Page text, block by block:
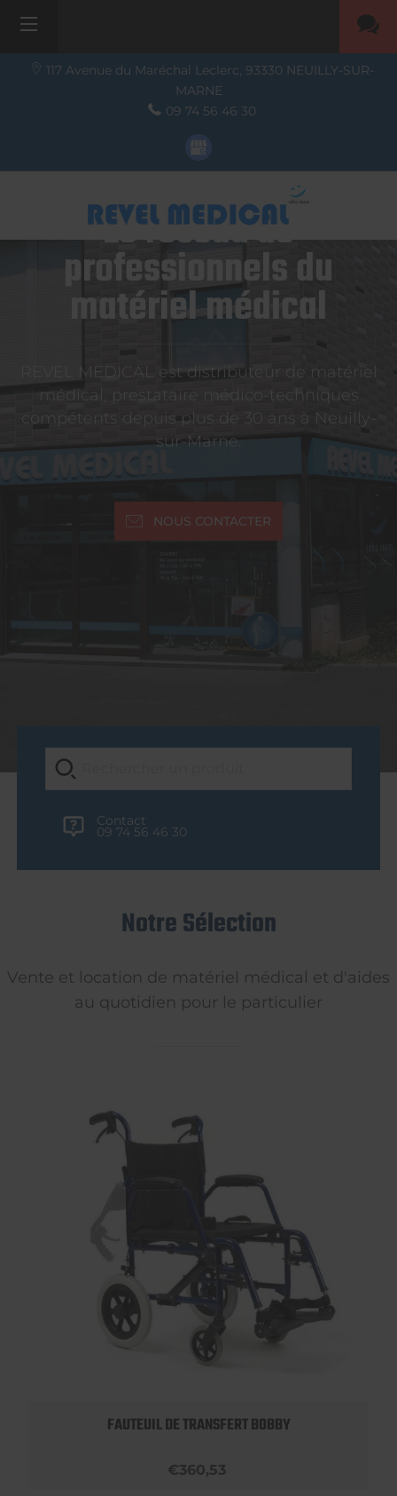
117 Avenue du Maréchal Leclerc, 93330 NEUILLY-SUR-
MARNE
09 74 56 46 30
Le réseau de
professionnels du
matériel médical
REVEL MEDICAL est distributeur de matériel
médical, prestataire médico-techniques
compétents depuis plus de 30 ans à Neuilly-
sur-Marne.
NOUS CONTACTER
Contact
09 74 56 46 30
Notre Sélection
Vente et location de matériel médical et d'aides
au quotidien pour le particulier
FAUTEUIL DE TRANSFERT BOBBY
€360,53